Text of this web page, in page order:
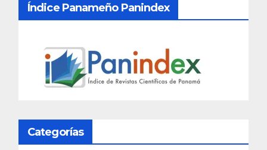
Índice Panameño Panindex
Categorías